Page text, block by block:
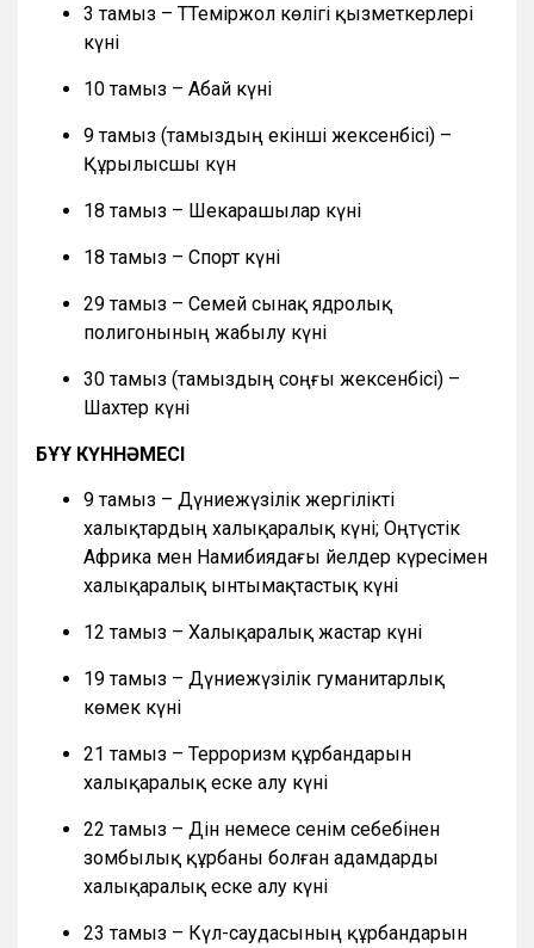
3 тамыз – ТТеміржол көлігі қызметкерлері
күні
10 тамыз – Абай күні
9 тамыз (тамыздың екінші жексенбісі) –
Құрылысшы күн
18 тамыз – Шекарашылар күні
18 тамыз – Спорт күні
29 тамыз – Семей сынақ ядролық
полигонының жабылу күні
30 тамыз (тамыздың соңғы жексенбісі) –
Шахтер күні
БҰҰ КҮННӘМЕСІ
9 тамыз – Дүниежүзілік жергілікті
халықтардың халықаралық күні; Оңтүстік
Африка мен Намибиядағы әйелдер күресімен
халықаралық ынтымақтастық күні
12 тамыз – Халықаралық жастар күні
19 тамыз – Дүниежүзілік гуманитарлық
көмек күні
21 тамыз – Терроризм құрбандарын
халықаралық еске алу күні
22 тамыз – Дін немесе сенім себебінен
зомбылық құрбаны болған адамдарды
халықаралық еске алу күні
23 тамыз – Күл-саудасының құрбандарын